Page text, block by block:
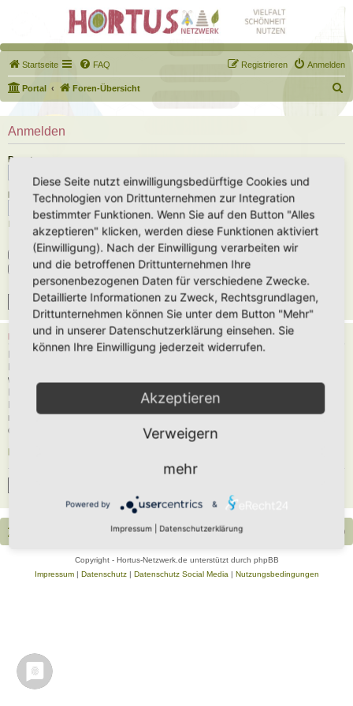
Startseite FAQ Anmelden
Registrieren
Portal Foren-Übersicht
u
h
Anmelden
Benutzername:
Passwort:
Ich habe mein Passwort vergessen
Angemeldet bleiben
Meinen Online-Status während dieser Sitzung verbergen
REGISTRIEREN
Du musst in diesem Forum registriert sein, um dich anmelden zu können. Die
weitere Funktionen zuzugreifen. Die Board-Administration kann registrierten
Benutzern auch zusätzliche Berechtigungen zuweisen. Beachte bitte unsere
Nutzungsbedingungen und die verwandten Regelungen, bevor du dich
registrierst. Bitte beachte auch die jeweiligen Forenregeln, wenn du dich in
diesem Board bewegst.
Foren-Übersicht Alle Zeiten sind UTC+02:00
Copyright - Hortus-Netzwerk.de unterstützt durch phpBB
Impressum| Datenschutz| Datenschutz Social Media Nutzungsbedingungen
Diese Seite nutzt einwilligungsbedürftige Cookies und
Technologien von Drittunternehmen zur Integration
bestimmter Funktionen. Wenn Sie auf den Button "Alles
akzeptieren" klicken, werden diese Funktionen aktiviert
(Einwilligung). Nach der Einwilligung verarbeiten wir
und die betroffenen Drittunternehmen Ihre
personenbezogenen Daten für verschiedene Zwecke.
Detaillierte Informationen zu Zweck, Rechtsgrundlagen,
Drittunternehmen können Sie unter dem Button "Mehr"
und in unserer Datenschutzerklärung einsehen. Sie
können Ihre Einwilligung jederzeit widerrufen.
Akzeptieren
Verweigern
mehr
Powered by &
Impressum Datenschutzerklärung